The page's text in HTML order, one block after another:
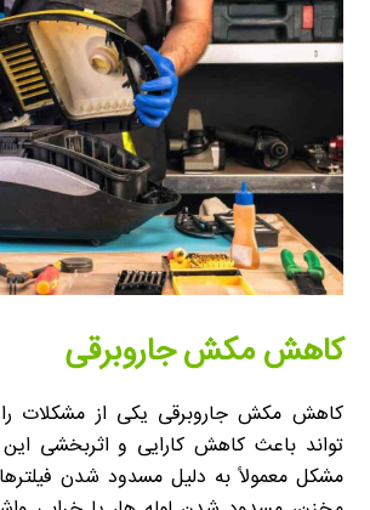
کاهش مکش جاروبرقی
کاهش مکش جاروبرقی یکی از مشکلات
تواند باعث کاهش کارایی و اثربخشی
مشکل معمولاً به دلیل مسدود شدن